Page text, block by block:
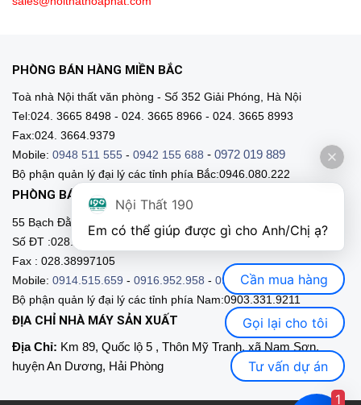
PHÒNG BÁN HÀNG MIỀN BẮC
Toà nhà Nội thất văn phòng - Số 352 Giải Phóng, Hà Nội
Tel:024. 3665 8498 - 024. 3665 8966 - 024. 3665 8993
Fax:024. 3664.9379
Mobile: 0948 511 555 - 0942 155 688 - 0972 019 889
Bộ phận quản lý đại lý các tỉnh phía Bắc:0946.080.222
PHÒNG BÁN HÀNG MIỀN NAM
55 Bạch Đằng, Phường 15, Q. Bình Thạnh, HCM
Số ĐT :028.3511 9211 - 028.3511.9212
Fax : 028.38997105
Mobile: 0914.515.659 - 0916.952.958 - 0903.331.921
Bộ phận quản lý đại lý các tỉnh phía Nam:0903.331.9211
ĐỊA CHỈ NHÀ MÁY SẢN XUẤT
Địa Chỉ: Km 89, Quốc lộ 5 , Thôn Mỹ Tranh, xã Nam Sơn,
huyện An Dương, Hải Phòng
Nội Thất 190
Cần mua hàng
Gọi lại cho tôi
Tư vấn dự án
1